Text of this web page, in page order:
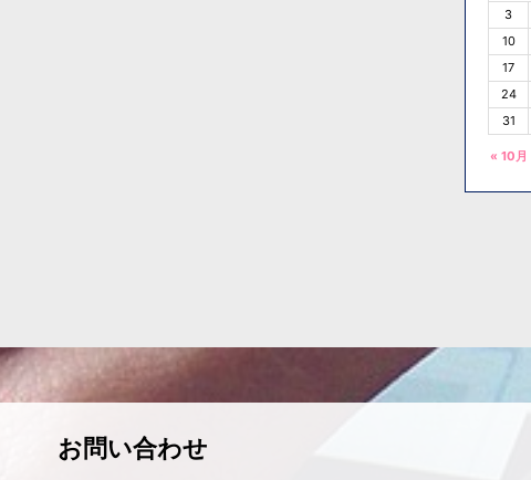
« 10月
3
10
17
24
31
お問い合わせ